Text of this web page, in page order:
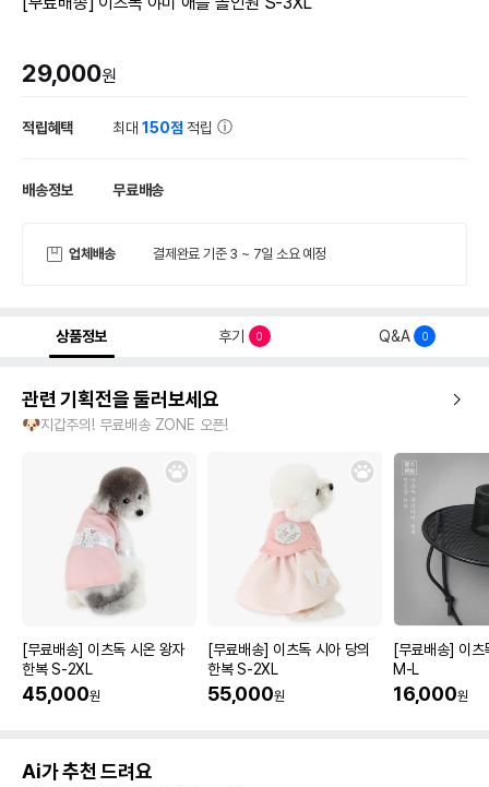
29,000원
적립혜택 최대150점 적립
배송정보 무료배송
업체배송 결제완료 기준 3 ~ 7일 소요 예정
상품정보 후기 0 Q&A 0
관련 기획전을 둘러보세요
🐶지갑주의! 무료배송 ZONE 오픈!
[무료배송] 이츠독 시온 왕자
한복 S-2XL
45,000원
[무료배송] 이츠독 시아 당의
한복 S-2XL
55,000원
[무료배송] 이츠
M-L
16,000원
Ai가 추천 드려요